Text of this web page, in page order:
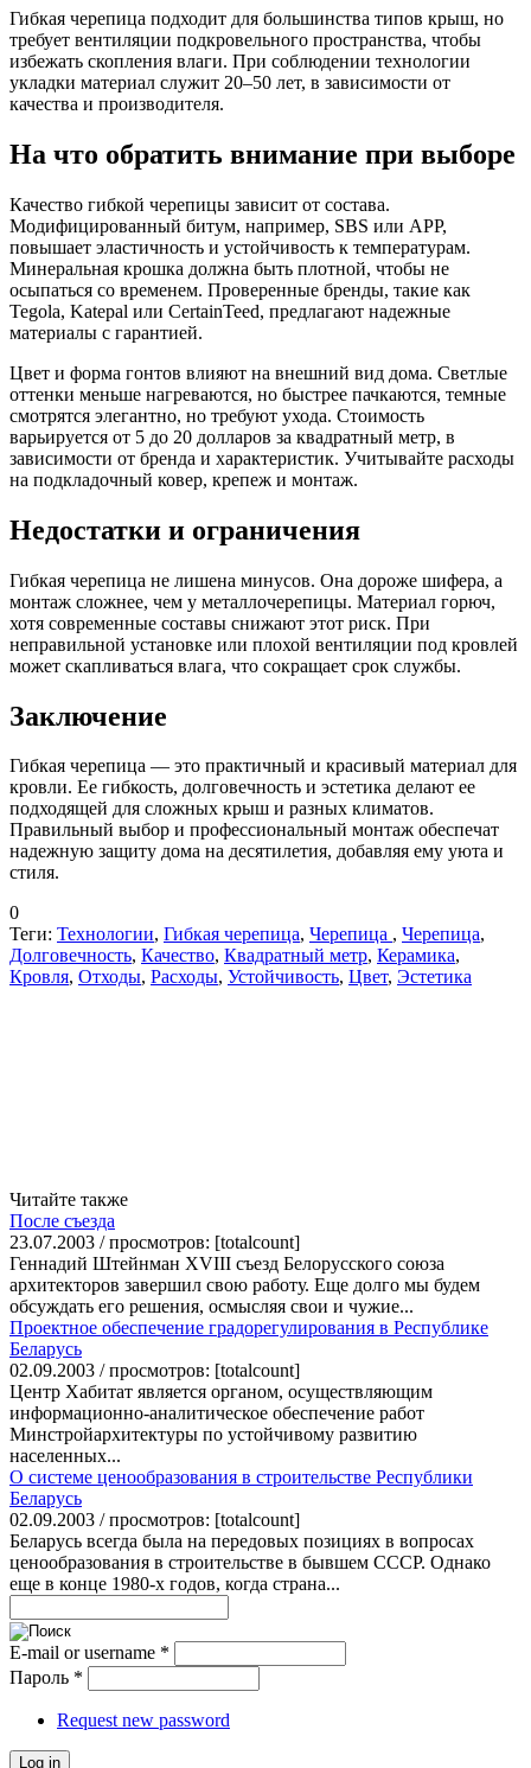
Гибкая черепица подходит для большинства типов крыш, но
требует вентиляции подкровельного пространства, чтобы
избежать скопления влаги. При соблюдении технологии
укладки материал служит 20–50 лет, в зависимости от
качества и производителя.
На что обратить внимание при выборе
Качество гибкой черепицы зависит от состава.
Модифицированный битум, например, SBS или APP,
повышает эластичность и устойчивость к температурам.
Минеральная крошка должна быть плотной, чтобы не
осыпаться со временем. Проверенные бренды, такие как
Tegola, Katepal или CertainTeed, предлагают надежные
материалы с гарантией.
Цвет и форма гонтов влияют на внешний вид дома. Светлые
оттенки меньше нагреваются, но быстрее пачкаются, темные
смотрятся элегантно, но требуют ухода. Стоимость
варьируется от 5 до 20 долларов за квадратный метр, в
зависимости от бренда и характеристик. Учитывайте расходы
на подкладочный ковер, крепеж и монтаж.
Недостатки и ограничения
Гибкая черепица не лишена минусов. Она дороже шифера, а
монтаж сложнее, чем у металлочерепицы. Материал горюч,
хотя современные составы снижают этот риск. При
неправильной установке или плохой вентиляции под кровлей
может скапливаться влага, что сокращает срок службы.
Заключение
Гибкая черепица — это практичный и красивый материал для
кровли. Ее гибкость, долговечность и эстетика делают ее
подходящей для сложных крыш и разных климатов.
Правильный выбор и профессиональный монтаж обеспечат
надежную защиту дома на десятилетия, добавляя ему уюта и
стиля.
0
Теги: Технологии, Гибкая черепица, Черепица , Черепица,
Долговечность, Качество, Квадратный метр, Керамика,
Кровля, Отходы, Расходы, Устойчивость, Цвет, Эстетика
Читайте также
После съезда
23.07.2003 / просмотров: [totalcount]
Геннадий Штейнман XVIII съезд Белорусского союза
архитекторов завершил свою работу. Еще долго мы будем
обсуждать его решения, осмысляя свои и чужие...
Проектное обеспечение градорегулирования в Республике
Беларусь
02.09.2003 / просмотров: [totalcount]
Центр Хабитат является органом, осуществляющим
информационно-аналитическое обеспечение работ
Минстройархитектуры по устойчивому развитию
населенных...
О системе ценообразования в строительстве Республики
Беларусь
02.09.2003 / просмотров: [totalcount]
Беларусь всегда была на передовых позициях в вопросах
ценообразования в строительстве в бывшем СССР. Однако
еще в конце 1980-х годов, когда страна...
E-mail or username *
Пароль *
Request new password
Log in